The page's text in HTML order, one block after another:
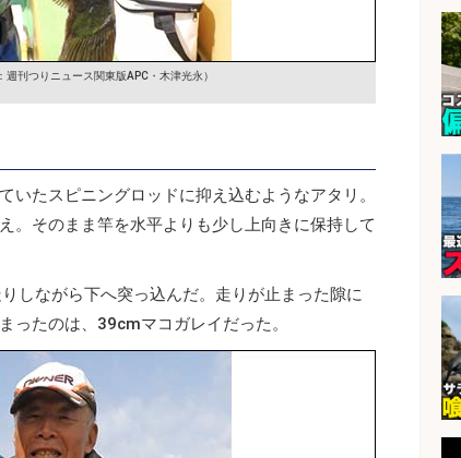
週刊つりニュース関東版APC・木津光永）
たスピニングロッドに抑え込むようなアタリ。
。そのまま竿を水平よりも少し上向きに保持して
しながら下へ突っ込んだ。走りが止まった隙に
ったのは、39cmマコガレイだった。